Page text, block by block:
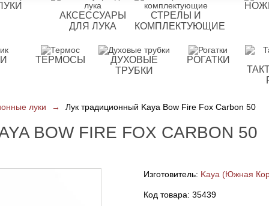
АКСЕССУАРЫ
ДЛЯ ЛУКА
СТРЕЛЫ И
КОМПЛЕКТУЮЩИЕ
ТЕРМОСЫ
ДУХОВЫЕ
ТРУБКИ
РОГАТКИ
луки → Лук традиционный Kaya Bow Fire Fox Carbon 50
BOW FIRE FOX CARBON 50
Изготовитель: Kaya (Южная
Код товара: 35439